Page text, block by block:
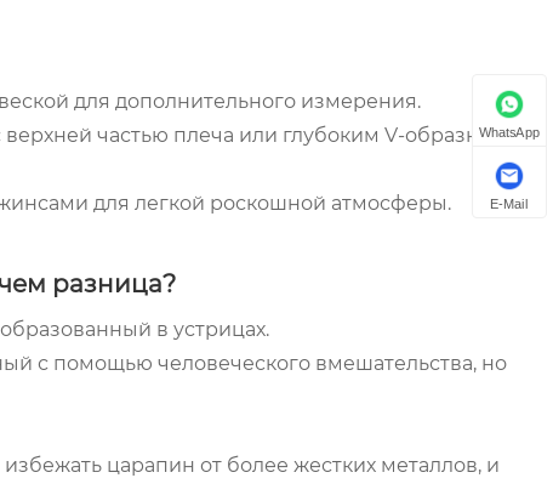
для дополнительного измерения.
частью плеча или глубоким V-образным
для легкой роскошной атмосферы.
разница?
в устрицах.
с помощью человеческого вмешательства, но
царапин от более жестких металлов, и
WhatsApp
E-Mail